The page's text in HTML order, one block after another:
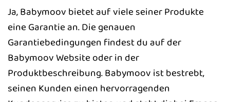
Ja, Babymoov bietet auf viele seiner Produkte
eine Garantie an. Die genauen
Garantiebedingungen findest du auf der
Babymoov Website oder in der
Produktbeschreibung. Babymoov ist bestrebt,
seinen Kunden einen hervorragenden